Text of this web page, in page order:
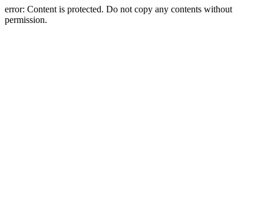
error: Content is protected. Do not copy any contents without
permission.